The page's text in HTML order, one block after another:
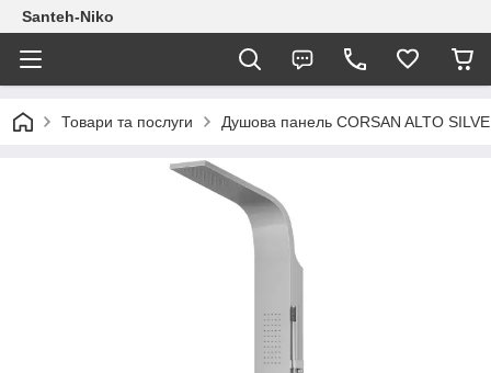
Santeh-Niko
Товари та послуги Душова панель CORSAN ALTO